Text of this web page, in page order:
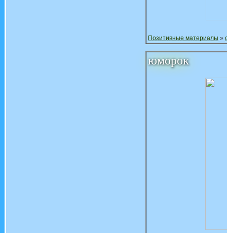
Позитивные материалы »
юморок